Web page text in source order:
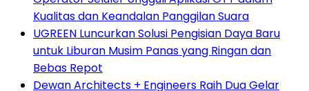
Kualitas dan Keandalan Panggilan Suara
UGREEN Luncurkan Solusi Pengisian Daya Baru
untuk Liburan Musim Panas yang Ringan dan
Bebas Repot
Dewan Architects + Engineers Raih Dua Gelar